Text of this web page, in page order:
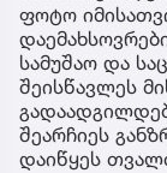
ფოტო
სამუშაო და
შეისწავლეს
შეარჩიეს
დაიწყეს